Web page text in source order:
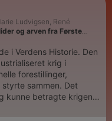
Ludvigsen, René
og arven fra Første
i Verdens Historie. Den
krig i
forestillinger,
sammen. Det
kunne betragte krigen
var del af Tyskland og